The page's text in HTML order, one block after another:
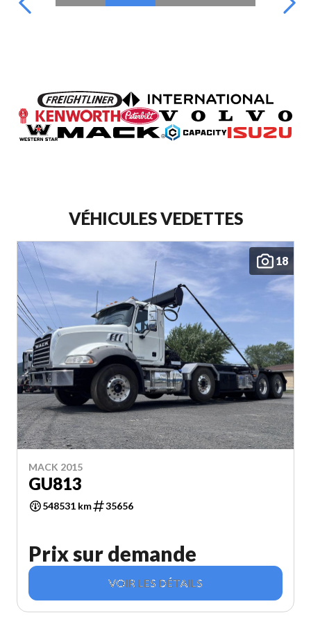
VÉHICULES VEDETTES
18
MACK 2015
GU813
548531 km 35656
Prix sur demande
VOIR LES DÉTAILS